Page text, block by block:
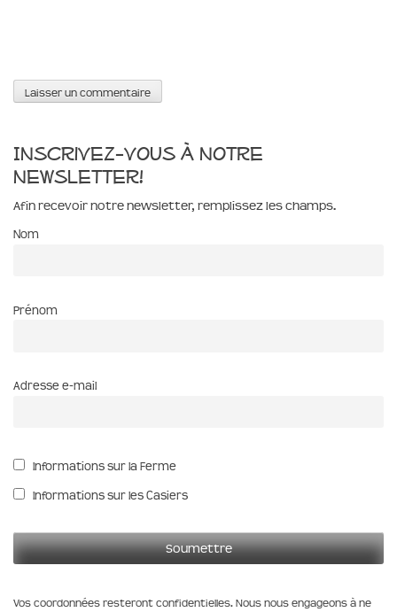
Inscrivez-vous à notre
newsletter!
Afin recevoir notre newsletter, remplissez les champs.
Nom
Prénom
Adresse e-mail
Informations sur la Ferme
Informations sur les Casiers
Vos coordonnées resteront confidentielles. Nous nous engageons à ne